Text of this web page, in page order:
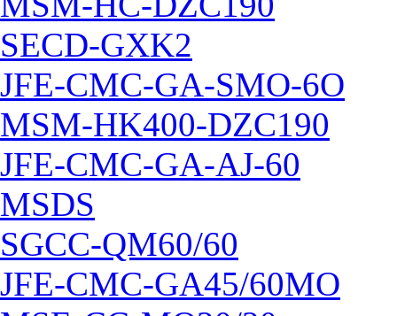
SECD-GXK2
JFE-CMC-GA-SMO-6O
MSM-HK400-DZC190
JFE-CMC-GA-AJ-60
MSDS
SGCC-QM60/60
JFE-CMC-GA45/60MO